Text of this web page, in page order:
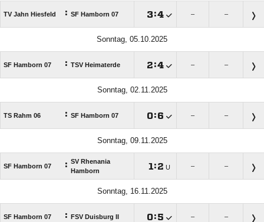
TV Jahn Hiesfeld : SF Hamborn 07 : – –
Sonntag, 05.10.2025
SF Hamborn 07 : TSV Heimaterde : – –
Sonntag, 02.11.2025
TS Rahm 06 : SF Hamborn 07 : – –
Sonntag, 09.11.2025
SF Hamborn 07 : SV Rhenania
Hamborn
 : U – –
Sonntag, 16.11.2025
SF Hamborn 07 : FSV Duisburg II : – –